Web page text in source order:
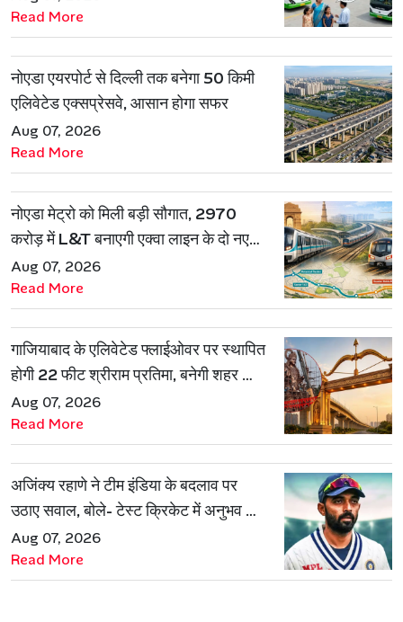
Read More
नोएडा एयरपोर्ट से दिल्ली तक बनेगा 50 किमी
एलिवेटेड एक्सप्रेसवे, आसान होगा सफर
Aug 07, 2026
Read More
नोएडा मेट्रो को मिली बड़ी सौगात, 2970
करोड़ में L&T बनाएगी एक्वा लाइन के दो नए
रूट
Aug 07, 2026
Read More
गाजियाबाद के एलिवेटेड फ्लाईओवर पर स्थापित
होगी 22 फीट श्रीराम प्रतिमा, बनेगी शहर की
नई पहचान
Aug 07, 2026
Read More
अजिंक्य रहाणे ने टीम इंडिया के बदलाव पर
उठाए सवाल, बोले- टेस्ट क्रिकेट में अनुभव की
जरूरत हमेशा रहेगी
Aug 07, 2026
Read More